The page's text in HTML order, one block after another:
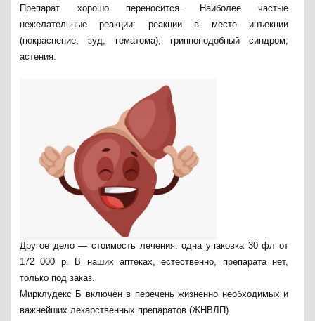
Препарат хорошо переносится. Наиболее частые
нежелательные реакции: реакции в месте инъекции
(покраснение, зуд, гематома); гриппоподобный синдром;
астения.
Другое дело — стоимость лечения: одна упаковка 30 фл от
172 000 р. В наших аптеках, естественно, препарата нет,
только под заказ.
Мирклудекс Б включён в перечень жизненно необходимых и
важнейших лекарственных препаратов (ЖНВЛП).